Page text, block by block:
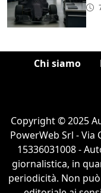
Chi siamo
Copyright © 2025
PowerWeb Srl - Via
15336031008 -
giornalistica, in
periodicità. Non